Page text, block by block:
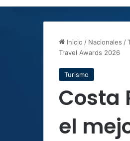
Inicio / Nacionales /
Travel Awards 2026
Turismo
Costa
el